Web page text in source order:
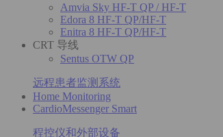
Amvia Sky HF-T QP / HF-T
Edora 8 HF-T QP/HF-T
Enitra 8 HF-T QP/HF-T
CRT 导线
Sentus OTW QP
远程患者监测系统
Home Monitoring
CardioMessenger Smart
程控仪和外部设备